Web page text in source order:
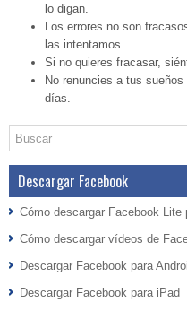
lo digan.
Los errores no son
las intentamos.
Si no quieres fracasar,
No renuncies a tus
días.
Descargar Facebook
Cómo descargar Facebook Lite
Cómo descargar vídeos de
Descargar Facebook para
Descargar Facebook para iPad